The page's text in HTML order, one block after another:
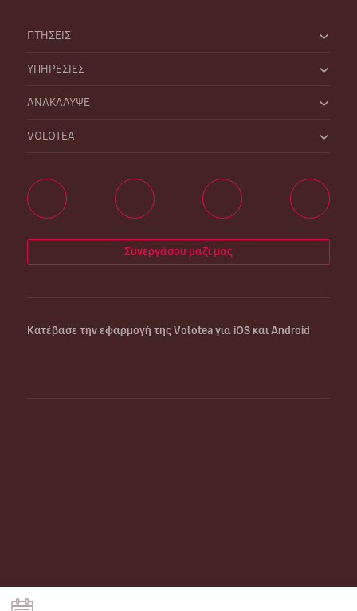
ΠΤΗΣΕΙΣ
ΥΠΗΡΕΣΙΕΣ
ΑΝΑΚΑΛΥΨΕ
VOLOTEA
Συνεργάσου μαζί μας
Κατέβασε την εφαρμογή της Volotea για iOS και Android